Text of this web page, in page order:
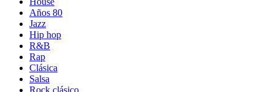
Años 80
Jazz
Hip hop
R&B
Rap
Clásica
Salsa